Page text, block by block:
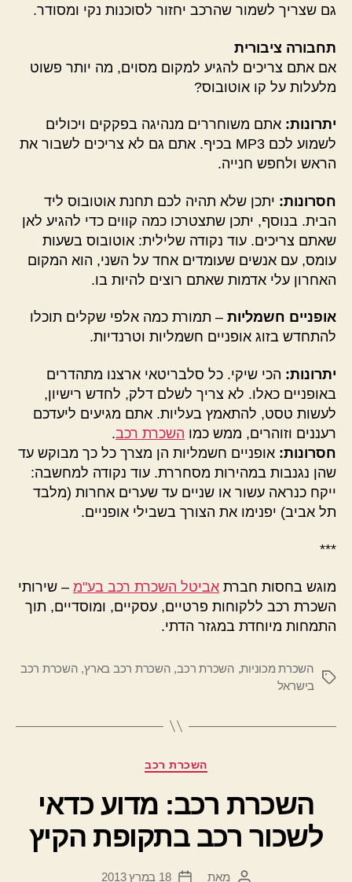
גם שצריך לשמור שהרכב יחזור לסוכנות נקי ומסודר.
תחבורה ציבורית
אם אתם צריכים להגיע למקום מסוים, מה יותר פשוט
מלעלות על קו אוטובוס?
יתרונות: אתם משוחררים מנהיגה בפקקים ויכולים
לשמוע לכם MP3 בכיף. אתם גם לא צריכים לשבור את
הראש ולחפש חנייה.
חסרונות: יתכן שלא תהיה לכם תחנת אוטובוס ליד
הבית. בנוסף, יתכן שתצטרכו כמה קווים כדי להגיע לאן
שאתם צריכים. עוד נקודה שלילית: אוטובוס בשעות
עומס, עם אנשים שעומדים אחד על השני, הוא המקום
האחרון עלי אדמות שאתם רוצים להיות בו.
אופניים חשמליות – תמורת כמה אלפי שקלים תוכלו
להתחדש בזוג אופניים חשמליות וטרנדיות.
יתרונות: הכי שיקי. כל סלבריטאי ארצנו מתהדרים
באופניים כאלו. לא צריך לשלם דלק, לחדש רישיון,
לעשות טסט, להתאמץ בעליות. אתם מגיעים ליעדכם
רעננים וזוהרים, ממש כמו השכרת רכב.
חסרונות: אופניים חשמליות הן מצרך כל כך מבוקש עד
שהן נגנבות במהירות מסחררת. עוד נקודה למחשבה:
ייקח כנראה עשור או שניים עד שערים אחרות (מלבד
תל אביב) יפנימו את הצורך בשבילי אופניים.
***
מוגש בחסות חברת אביטל השכרת רכב בע"מ – שירותי
השכרת רכב ללקוחות פרטיים, עסקיים, ומוסדיים, תוך
התמחות מיוחדת במגזר הדתי.
תגיות
השכרת מכוניות, השכרת רכב, השכרת רכב בארץ, השכרת רכב
בישראל
קטגוריות
השכרת רכב
השכרת רכב: מדוע כדאי
לשכור רכב בתקופת הקיץ
המחבר
מאת תאריך
18 במרץ 2013